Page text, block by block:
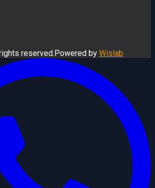
reserved.Powered by Wislab